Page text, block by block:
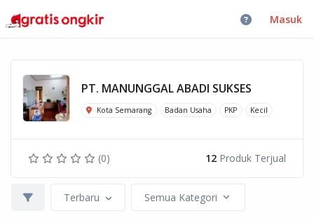
Masuk
PT. MANUNGGAL ABADI SUKSES
Kota Semarang Badan Usaha PKP Kecil
(0) 12 Produk Terjual
Terbaru Semua Kategori